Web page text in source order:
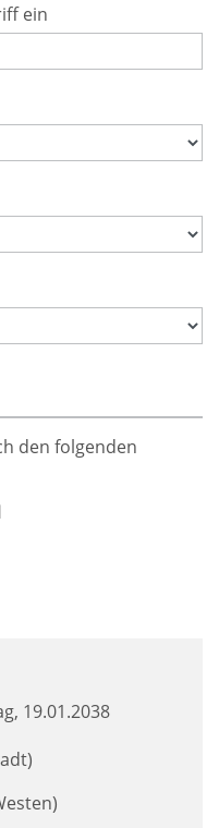
ein
den folgenden
19.01.2038